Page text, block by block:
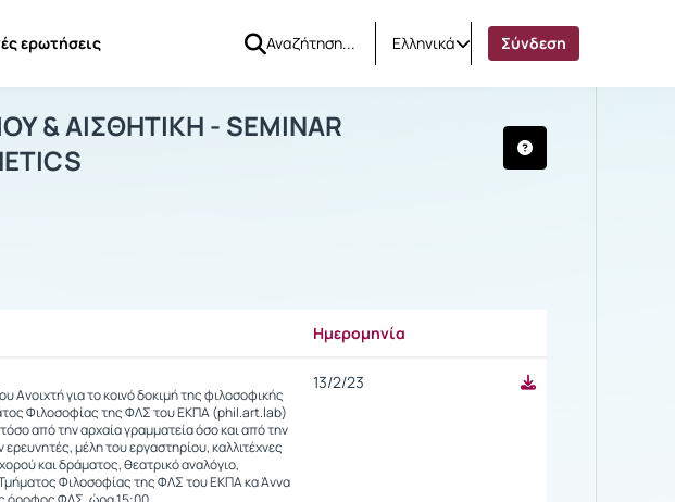
ερωτήσεις Ελληνικά Σύνδεση
& ΑΙΣΘΗΤΙΚΗ - SEMINAR PHILOSOPHY OF
& ΑΙΣΘΗΤΙΚΗ - SEMINAR
Ημερομηνία
για το κοινό δοκιμή της φιλοσοφικής
Φιλοσοφίας της ΦΛΣ του ΕΚΠΑ (phil.art.lab)
από την αρχαία γραμματεία όσο και από την
μέλη του εργαστηρίου, καλλιτέχνες
και δράματος, θεατρικό αναλόγιο,
Φιλοσοφίας της ΦΛΣ του ΕΚΠΑ κα Άννα
13/2/23